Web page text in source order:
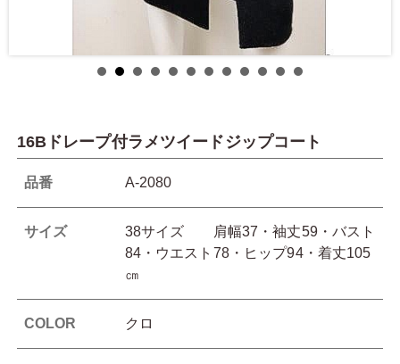
16Bドレープ付ラメツイードジップコート
品番 A-2080
サイズ
38サイズ 肩幅37・袖丈59・バスト
84・ウエスト78・ヒップ94・着丈105
㎝
COLOR クロ